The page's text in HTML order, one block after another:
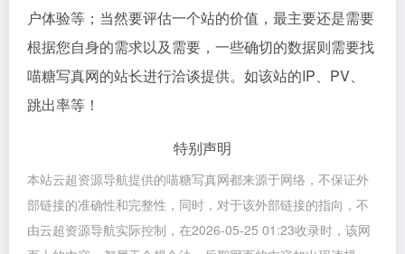
户体验等；当然要评估一个站的价值，最主要还是需要
根据您自身的需求以及需要，一些确切的数据则需要找
喵糖写真网的站长进行洽谈提供。如该站的IP、PV、
跳出率等！
特别声明
本站云超资源导航提供的喵糖写真网都来源于网络，不保证外
部链接的准确性和完整性，同时，对于该外部链接的指向，不
由云超资源导航实际控制，在2026-05-25 01:23收录时，该网